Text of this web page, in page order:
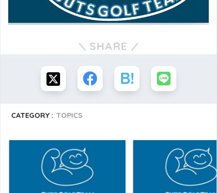
SHARE
CATEGORY : TOPICS